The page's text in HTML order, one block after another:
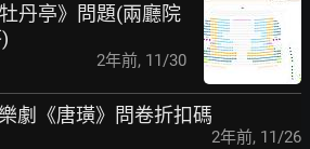
丹亭》問題(兩廳院
2年前, 11/30
劇《唐璜》問卷折扣碼
2年前, 11/26